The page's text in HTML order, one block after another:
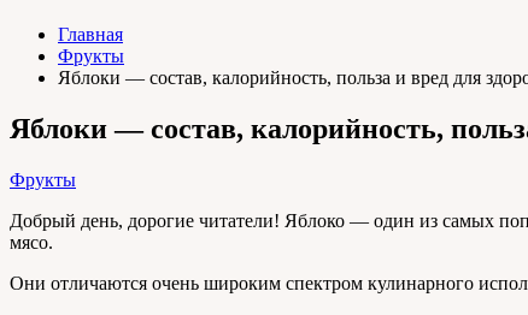
Главная
Фрукты
Яблоки — состав, калорийность, польза и вред для
Яблоки — состав, калорийность,
Фрукты
Добрый день, дорогие читатели! Яблоко — один из самых
мясо.
Они отличаются очень широким спектром кулинарного